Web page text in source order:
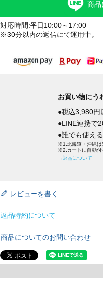
商品
対応時間:平日10:00～17:00
※30分以内の返信にて運用中。
お買い物にう
●税込3,980円
●LINE連携で
●誰でも使え
※1.北海道・沖縄は
※2.カートに自動付
→返品について
レビューを書く
返品特約について
商品についてのお問い合わせ